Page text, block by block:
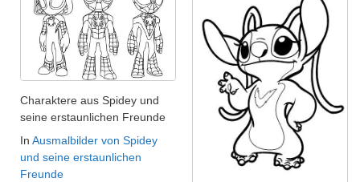
Charaktere aus Spidey und
seine erstaunlichen Freunde
In Ausmalbilder von Spidey
und seine erstaunlichen
Freunde